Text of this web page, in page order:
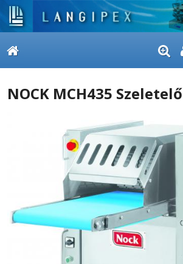
NOCK MCH435 Szeletelő